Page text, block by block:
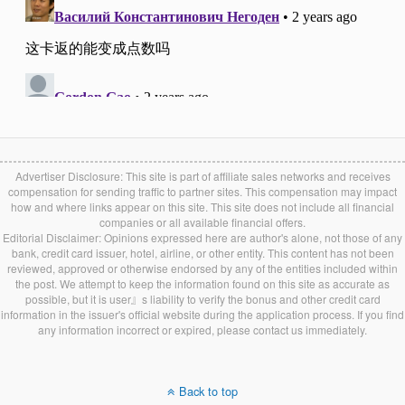
Advertiser Disclosure: This site is part of affiliate sales networks and receives
compensation for sending traffic to partner sites. This compensation may impact
how and where links appear on this site. This site does not include all financial
companies or all available financial offers.
Editorial Disclaimer: Opinions expressed here are author's alone, not those of any
bank, credit card issuer, hotel, airline, or other entity. This content has not been
reviewed, approved or otherwise endorsed by any of the entities included within
the post. We attempt to keep the information found on this site as accurate as
possible, but it is user』s liability to verify the bonus and other credit card
information in the issuer's official website during the application process. If you find
any information incorrect or expired, please contact us immediately.
Back to top